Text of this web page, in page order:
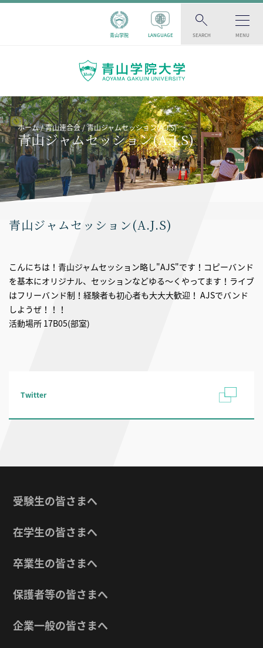
青山学院 LANGUAGE SEARCH MENU
ホーム 青山連合会 青山ジャムセッション(A.J.S)
青山ジャムセッション(A.J.S)
青山ジャムセッション(A.J.S)
こんにちは！青山ジャムセッション略し"AJS"です！コピーバンド
を基本にオリジナル、セッションなどゆる〜くやってます！ライブ
はフリーバンド制！経験者も初心者も大大大歓迎！ AJSでバンド
しようぜ！！！
活動場所 17B05(部室)
Twitter
受験生の皆さまへ
在学生の皆さまへ
卒業生の皆さまへ
保護者等の皆さまへ
企業一般の皆さまへ